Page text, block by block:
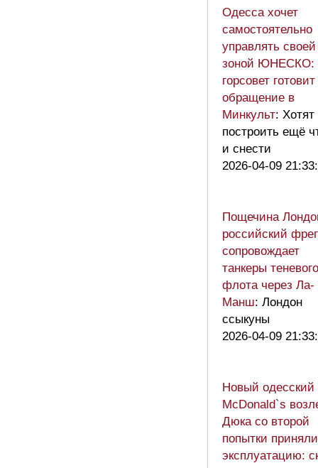
Одесса хочет
самостоятельно
управлять своей
зоной ЮНЕСКО:
горсовет готовит
обращение в
Минкульт: Хотят
построить ещё
и снести
2026-04-09
Пощечина
российский
сопровождает
танкеры теневого
флота через Ла-
Манш: Лондон
ссыкуны
2026-04-09
Новый одесский
McDonald`s
Дюка со второй
попытки
эксплуатацию: